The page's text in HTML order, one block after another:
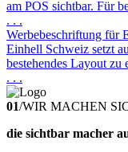
am POS sichtbar. Für
. . .
Werbebeschriftung für
Einhell Schweiz setzt
bestehendes Layout zu
. . .
01/WIR MACHEN
die sichtbar macher